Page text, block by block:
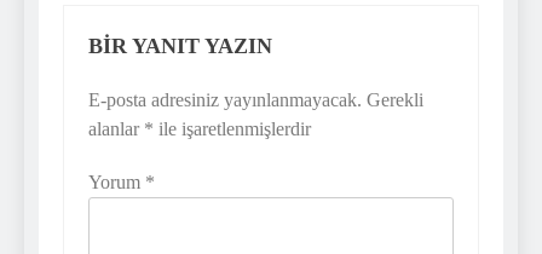
BIR YANIT YAZIN
E-posta adresiniz yayınlanmayacak. Gerekli
alanlar * ile işaretlenmişlerdir
Yorum *